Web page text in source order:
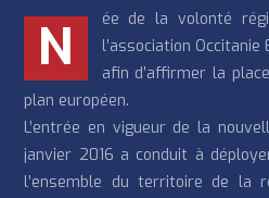
N
ée de la volonté
l’association
afin d’affirmer la
plan européen.
L’entrée en vigueur de la
janvier 2016 a conduit à
l’ensemble du territoire de la